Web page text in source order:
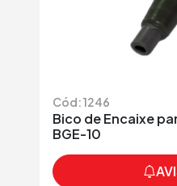
Cód: 1246
Bico de Encaixe
BGE-10